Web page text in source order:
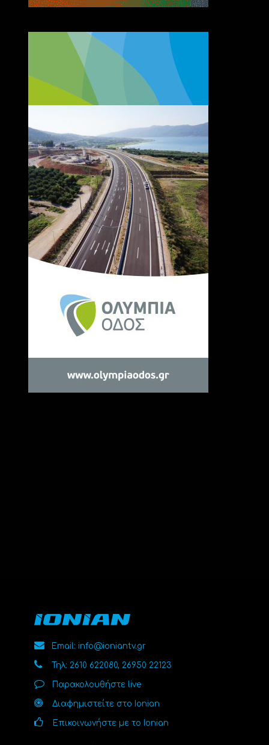
Email: info@ioniantv.gr
Τηλ: 2610 622080, 26950 22123
Παρακολουθήστε live
Διαφημιστείτε στο Ionian
Επικοινωνήστε με το Ionian